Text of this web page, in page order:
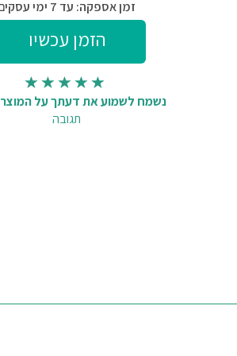
זמן אספקה: עד 7 ימי עסקים
נשמח לשמוע את דעתך על המוצר
תגובה